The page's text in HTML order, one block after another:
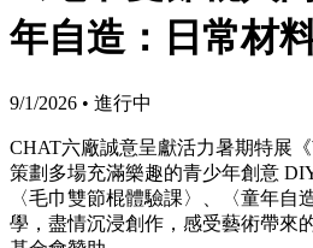
年自造：日常材料
9/1/2026 • 進行中
CHAT六廠誠意呈獻活力暑期特展《
策劃多場充滿樂趣的青少年創意
〈毛巾雙節棍體驗課〉、〈童年自
學，盡情沉浸創作，感受藝術帶來